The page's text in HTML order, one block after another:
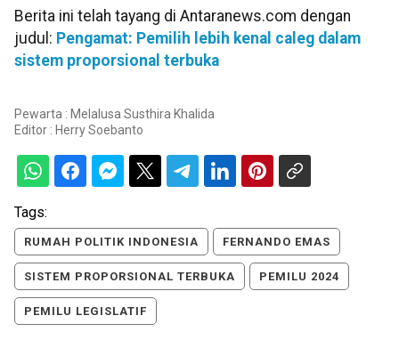
Berita ini telah tayang di Antaranews.com dengan
judul: Pengamat: Pemilih lebih kenal caleg dalam
sistem proporsional terbuka
Pewarta : Melalusa Susthira Khalida
Editor : Herry Soebanto
Tags:
RUMAH POLITIK INDONESIA FERNANDO EMAS
SISTEM PROPORSIONAL TERBUKA PEMILU 2024
PEMILU LEGISLATIF